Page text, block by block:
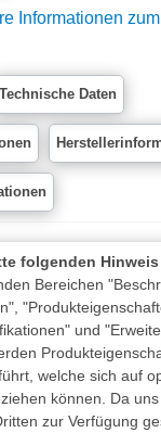
Informationen
Technische Daten
folgenden Hinweis
Bereichen
und
welche sich auf
können. Da
zur Verfügung